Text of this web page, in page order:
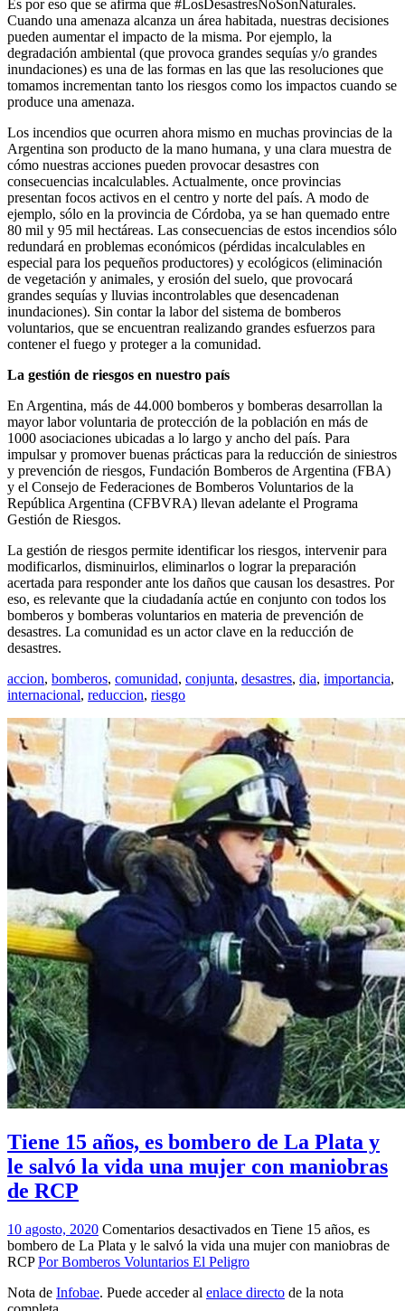
Es por eso que se afirma que #LosDesastresNoSonNaturales.
Cuando una amenaza alcanza un área habitada, nuestras decisiones
pueden aumentar el impacto de la misma. Por ejemplo, la
degradación ambiental (que provoca grandes sequías y/o grandes
inundaciones) es una de las formas en las que las resoluciones que
tomamos incrementan tanto los riesgos como los impactos cuando se
produce una amenaza.
Los incendios que ocurren ahora mismo en muchas provincias de la
Argentina son producto de la mano humana, y una clara muestra de
cómo nuestras acciones pueden provocar desastres con
consecuencias incalculables. Actualmente, once provincias
presentan focos activos en el centro y norte del país. A modo de
ejemplo, sólo en la provincia de Córdoba, ya se han quemado entre
80 mil y 95 mil hectáreas. Las consecuencias de estos incendios sólo
redundará en problemas económicos (pérdidas incalculables en
especial para los pequeños productores) y ecológicos (eliminación
de vegetación y animales, y erosión del suelo, que provocará
grandes sequías y lluvias incontrolables que desencadenan
inundaciones). Sin contar la labor del sistema de bomberos
voluntarios, que se encuentran realizando grandes esfuerzos para
contener el fuego y proteger a la comunidad.
La gestión de riesgos en nuestro país
En Argentina, más de 44.000 bomberos y bomberas desarrollan la
mayor labor voluntaria de protección de la población en más de
1000 asociaciones ubicadas a lo largo y ancho del país. Para
impulsar y promover buenas prácticas para la reducción de siniestros
y prevención de riesgos, Fundación Bomberos de Argentina (FBA)
y el Consejo de Federaciones de Bomberos Voluntarios de la
República Argentina (CFBVRA) llevan adelante el Programa
Gestión de Riesgos.
La gestión de riesgos permite identificar los riesgos, intervenir para
modificarlos, disminuirlos, eliminarlos o lograr la preparación
acertada para responder ante los daños que causan los desastres. Por
eso, es relevante que la ciudadanía actúe en conjunto con todos los
bomberos y bomberas voluntarios en materia de prevención de
desastres. La comunidad es un actor clave en la reducción de
desastres.
accion, bomberos, comunidad, conjunta, desastres, dia, importancia,
internacional, reduccion, riesgo
Tiene 15 años, es bombero de La Plata y
le salvó la vida una mujer con maniobras
de RCP
10 agosto, 2020 Comentarios desactivados en Tiene 15 años, es
bombero de La Plata y le salvó la vida una mujer con maniobras de
RCP Por Bomberos Voluntarios El Peligro
Nota de Infobae. Puede acceder al enlace directo de la nota